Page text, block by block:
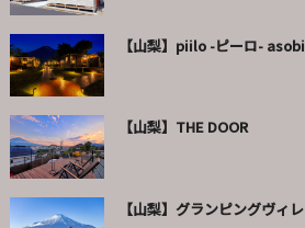
【山梨】piilo -ピーロ-
【山梨】THE DOOR
【山梨】グランピングヴィ